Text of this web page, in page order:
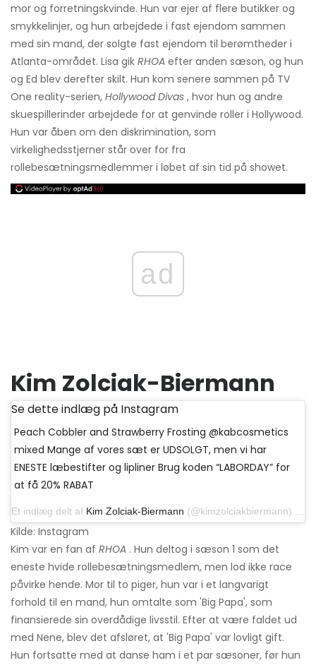
mor og forretningskvinde. Hun var ejer af flere butikker og
smykkelinjer, og hun arbejdede i fast ejendom sammen
med sin mand, der solgte fast ejendom til berømtheder i
Atlanta-området. Lisa gik RHOA efter anden sæson, og hun
og Ed blev derefter skilt. Hun kom senere sammen på TV
One reality-serien, Hollywood Divas , hvor hun og andre
skuespillerinder arbejdede for at genvinde roller i Hollywood.
Hun var åben om den diskrimination, som
virkelighedsstjerner står over for fra
rollebesætningsmedlemmer i løbet af sin tid på showet.
ad
Kim Zolciak-Biermann
Se dette indlæg på Instagram
Peach Cobbler and Strawberry Frosting @kabcosmetics
mixed Mange af vores sæt er UDSOLGT, men vi har
ENESTE læbestifter og lipliner Brug koden “LABORDAY” for
at få 20% RABAT
Et indlæg delt af Kim Zolciak-Biermann (@kimzolciakbiermann) den 28. august 2019 kl.10: 51 PDT
Kilde: Instagram
Kim var en fan af RHOA . Hun deltog i sæson 1 som det
eneste hvide rollebesætningsmedlem, men lod ikke race
påvirke hende. Mor til to piger, hun var i et langvarigt
forhold til en mand, hun omtalte som 'Big Papa', som
finansierede sin overdådige livsstil. Efter at være faldet ud
med Nene, blev det afsløret, at 'Big Papa' var lovligt gift.
Hun fortsatte med at danse ham i et par sæsoner, før hun